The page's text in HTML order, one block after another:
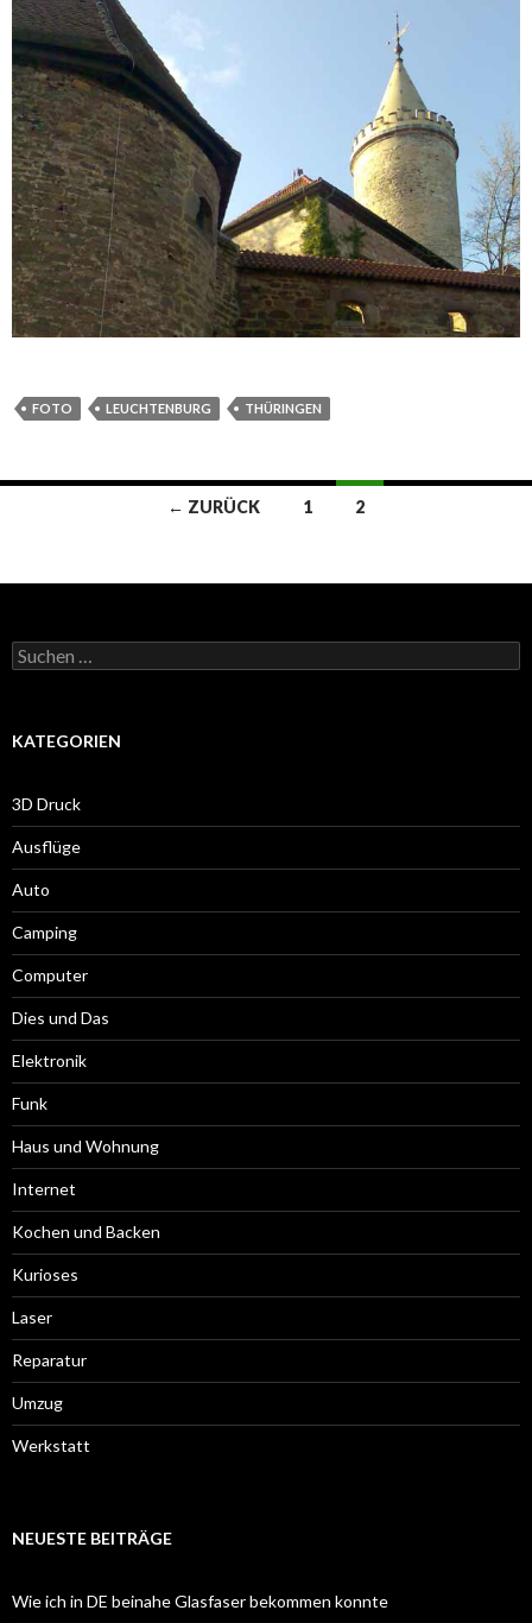
FOTO LEUCHTENBURG THÜRINGEN
← ZURÜCK 1 2
Suche
nach:
KATEGORIEN
3D Druck
Ausflüge
Auto
Camping
Computer
Dies und Das
Elektronik
Funk
Haus und Wohnung
Internet
Kochen und Backen
Kurioses
Laser
Reparatur
Umzug
Werkstatt
NEUESTE BEITRÄGE
Wie ich in DE beinahe Glasfaser bekommen konnte